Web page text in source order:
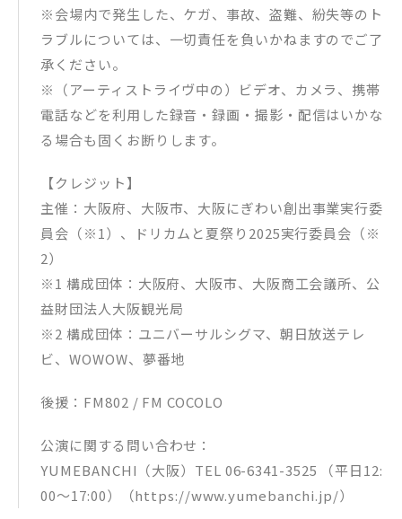
※会場内で発生した、ケガ、事故、盗難、紛失等のト
ラブルについては、一切責任を負いかねますのでご了
承ください。
※（アーティストライヴ中の）ビデオ、カメラ、携帯
電話などを利用した録音・録画・撮影・配信はいかな
る場合も固くお断りします。
【クレジット】
主催：大阪府、大阪市、大阪にぎわい創出事業実行委
員会（※1）、ドリカムと夏祭り2025実行委員会（※
2）
※1 構成団体：大阪府、大阪市、大阪商工会議所、公
益財団法人大阪観光局
※2 構成団体：ユニバーサルシグマ、朝日放送テレ
ビ、WOWOW、夢番地
後援：FM802 / FM COCOLO
公演に関する問い合わせ：
YUMEBANCHI（大阪）TEL 06-6341-3525 （平日12:
00〜17:00）（https://www.yumebanchi.jp/）